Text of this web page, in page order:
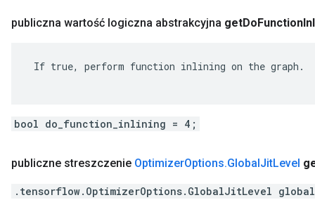
publiczna wartość logiczna abstrakcyjna getDoFunction
If true, perform function inlining on the graph.
bool do_function_inlining = 4;
publiczne streszczenie OptimizerOptions.GlobalJitLevel
.tensorflow.OptimizerOptions.GlobalJitLevel